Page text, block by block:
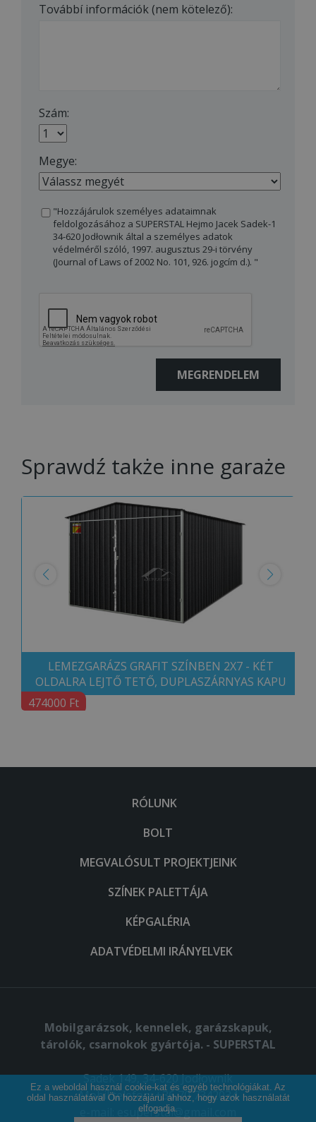
Továbbí információk (nem kötelező):
Szám:
Megye:
"Hozzájárulok személyes adataimnak
feldolgozásához a SUPERSTAL Hejmo Jacek Sadek-1
34-620 Jodłownik által a személyes adatok
védelméről szóló, 1997. augusztus 29-i törvény
(Journal of Laws of 2002 No. 101, 926. jogcím d.). "
Sprawdź także inne garaże
LEMEZGARÁZS GRAFIT SZÍNBEN 2X7 - KÉT
OLDALRA LEJTŐ TETŐ, DUPLASZÁRNYAS KAPU
474000 Ft
RÓLUNK
BOLT
MEGVALÓSULT PROJEKTJEINK
SZÍNEK PALETTÁJA
KÉPGALÉRIA
ADATVÉDELMI IRÁNYELVEK
Mobilgarázsok, kennelek, garázskapuk,
tárolók, csarnokok gyártója. - SUPERSTAL
Sadek 149, 34-620 Jodłownik
Mobil telefon: +36 70 7342034
esuperstal@gmail.com
Ez a weboldal használ cookie-kat és egyéb technológiákat. Az
oldal használatával Ön hozzájárul ahhoz, hogy azok használatát
elfogadja.